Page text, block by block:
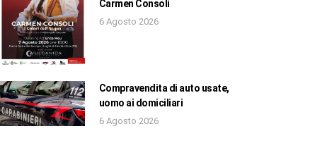
Carmen Consoli
6 Agosto 2026
Compravendita di auto usate,
uomo ai domiciliari
6 Agosto 2026